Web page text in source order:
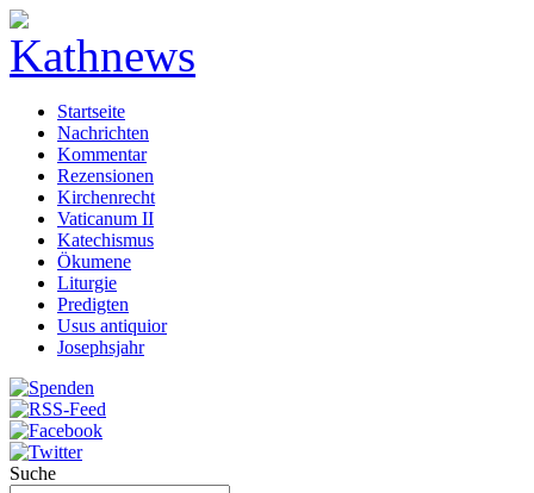
Startseite
Nachrichten
Kommentar
Rezensionen
Kirchenrecht
Vaticanum II
Katechismus
Ökumene
Liturgie
Predigten
Usus antiquior
Josephsjahr
Suche